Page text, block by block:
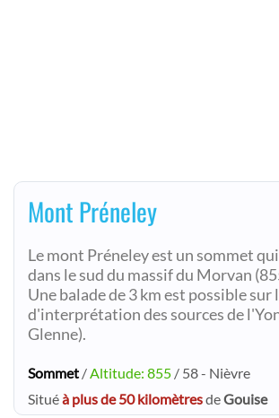
Mont Préneley
Le mont Préneley est un sommet
dans le sud du massif du Morvan
Une balade de 3 km est possible sur
d'interprétation des sources de
Glenne).
Sommet /Altitude: 855 / 58 - Nièvre
Situéà plus de 50 kilomètresdeGouise